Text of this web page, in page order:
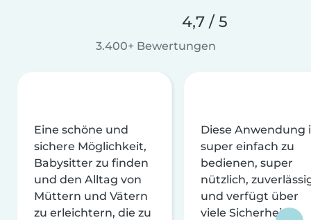
4,7 / 5
3.400+ Bewertungen
Eine schöne und
sichere Möglichkeit,
Babysitter zu finden
und den Alltag von
Müttern und Vätern
zu erleichtern, die zu
Diese Anwendung
super einfach zu
bedienen, super
nützlich,
und verfügt über
viele Sicherheits-